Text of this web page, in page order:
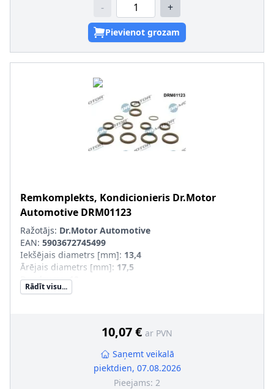
- +
Pievienot grozam
Remkomplekts, Kondicionieris Dr.Motor
Automotive DRM01123
Ražotājs: Dr.Motor Automotive
EAN: 5903672745499
Iekšējais diametrs [mm]: 13,4
Ārējais diametrs [mm]: 17,5
Daudzums:12
Rādīt visu...
10,07 € ar PVN
Saņemt veikalā
piektdien, 07.08.2026
Pieejams: 2